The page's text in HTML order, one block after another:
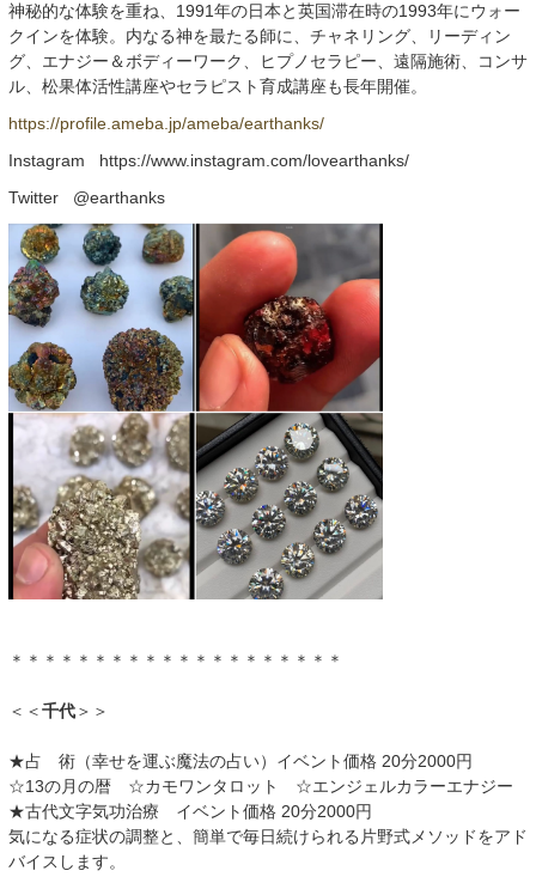
神秘的な体験を重ね、1991年の日本と英国滞在時の1993年にウォー
クインを体験。内なる神を最たる師に、チャネリング、リーディン
グ、エナジー＆ボディーワーク、ヒプノセラピー、遠隔施術、コンサ
ル、松果体活性講座やセラピスト育成講座も長年開催。
https://profile.ameba.jp/ameba/earthanks/
Instagram https://www.instagram.com/lovearthanks/
Twitter @earthanks
＊＊＊＊＊＊＊＊＊＊＊＊＊＊＊＊＊＊＊＊
＜＜千代＞＞
★占 術（幸せを運ぶ魔法の占い）イベント価格 20分2000円
☆13の月の暦 ☆カモワンタロット ☆エンジェルカラーエナジー
★古代文字気功治療 イベント価格 20分2000円
気になる症状の調整と、簡単で毎日続けられる片野式メソッドをアド
バイスします。